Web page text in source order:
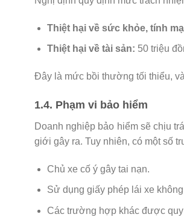
Thiệt hại về sức khỏe, tính
Thiệt hại về tài sản: 50 triệu
Đây là mức bồi thường tối thiểu,
1.4. Phạm vi bảo hiểm
Doanh nghiệp bảo hiểm sẽ chịu
giới gây ra. Tuy nhiên, có một số
Chủ xe cố ý gây tai nạn.
Sử dụng giấy phép lái xe
Các trường hợp khác được